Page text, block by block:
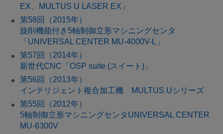
EX、MULTUS U LASER EX」
第58回（2015年）
旋削機能付き5軸制御立形マシニングセンタ
「UNIVERSAL CENTER MU-4000V-L」
第57回（2014年）
新世代CNC「OSP suite (スイート)」
第56回（2013年）
インテリジェント複合加工機 MULTUS Uシリーズ
第55回（2012年）
5軸制御立形マシニングセンタUNIVERSAL CENTER
MU-6300V